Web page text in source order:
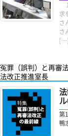
求
さ
さ
[…]
冤罪（誤判）と再審
法改正推進室長
第
鴨